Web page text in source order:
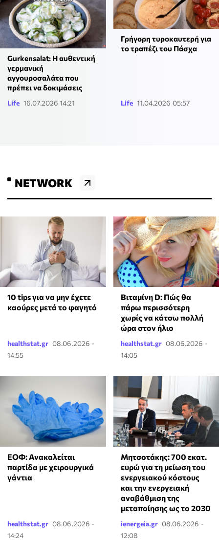
Gurkensalat: Η αυθεντική
γερμανική
αγγουροσαλάτα που
πρέπει να δοκιμάσεις
Life 16.07.2026 14:21
Γρήγορη τυροκαυτερή για
το τραπέζι του Πάσχα
Life 11.04.2026 05:57
NETWORK
10 tips για να μην έχετε
καούρες μετά το φαγητό
healthstat.gr 08.06.2026 -
14:55
Βιταμίνη D: Πώς θα
πάρω περισσότερη
χωρίς να κάτσω πολλή
ώρα στον ήλιο
healthstat.gr 08.06.2026 -
14:05
ΕΟΦ: Ανακαλείται
παρτίδα με χειρουργικά
γάντια
healthstat.gr 08.06.2026 -
14:24
Μητσοτάκης: 700 εκατ.
ευρώ για τη μείωση του
ενεργειακού κόστους
και την ενεργειακή
αναβάθμιση της
μεταποίησης ως το 2030
ienergeia.gr 08.06.2026 -
12:08